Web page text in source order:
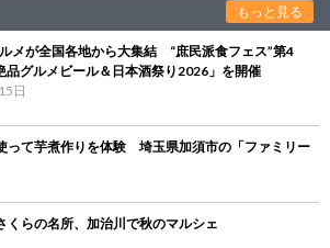
もっと見る
メが全国各地から大集結 “庶民派食フェス”第4
品グルメビール＆日本酒祭り2026」を開催
日
って芋煮作りを体験 埼玉県加須市の「ファミリー
くらの名所、加治川で秋のマルシェ